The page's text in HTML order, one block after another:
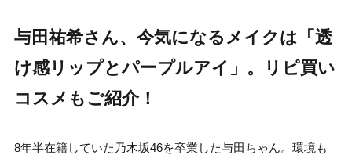
与田祐希さん、今気になるメイクは「透
け感リップとパープルアイ」。リピ買い
コスメもご紹介！
8年半在籍していた乃木坂46を卒業した与田ちゃん。環境も